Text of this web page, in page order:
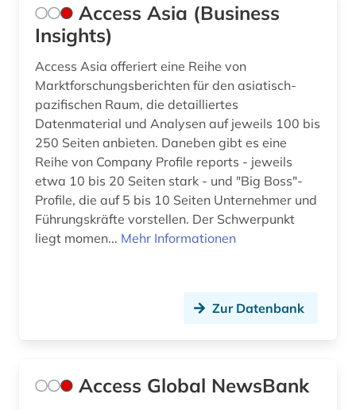
bundeshaushalt (1)
business (9)
business skills (1)
bwl (2)
börse (12)
börseninformation (2)
börseninformationssystem (1)
börsennotierte unternehmen (1)
bücher (1)
Access Asia (Business
Insights)
Access Asia offeriert eine Reihe von
Marktforschungsberichten für den asiatisch-
pazifischen Raum, die detailliertes
Datenmaterial und Analysen auf jeweils 100 bis
250 Seiten anbieten. Daneben gibt es eine
Reihe von Company Profile reports - jeweils
etwa 10 bis 20 Seiten stark - und "Big Boss"-
Profile, die auf 5 bis 10 Seiten Unternehmer und
Führungskräfte vorstellen. Der Schwerpunkt
liegt momen... Mehr Informationen
Zur Datenbank
Access Global NewsBank